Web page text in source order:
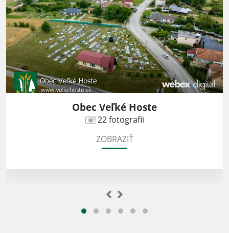
Obec Veľké Hoste
22 fotografii
ZOBRAZIŤ